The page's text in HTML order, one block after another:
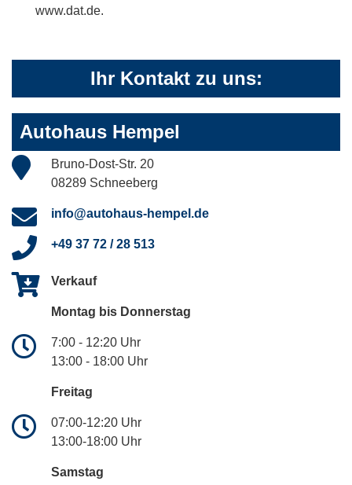
www.dat.de.
Ihr Kontakt zu uns:
Autohaus Hempel
Bruno-Dost-Str. 20
08289 Schneeberg
info@autohaus-hempel.de
+49 37 72 / 28 513
Verkauf
Montag bis Donnerstag
7:00 - 12:20 Uhr
13:00 - 18:00 Uhr
Freitag
07:00-12:20 Uhr
13:00-18:00 Uhr
Samstag